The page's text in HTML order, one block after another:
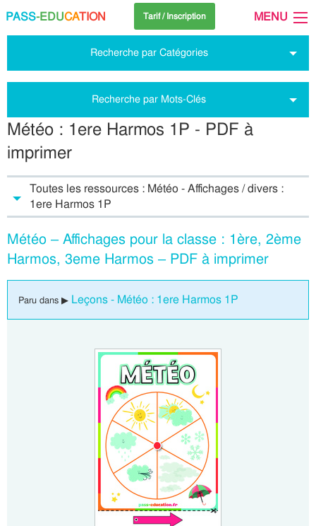
PASS-EDUCATION Tarif / Inscription MENU
Recherche par Catégories
Recherche par Mots-Clés
Météo : 1ere Harmos 1P - PDF à
imprimer
Toutes les ressources : Météo - Affichages / divers :
1ere Harmos 1P
Météo – Affichages pour la classe : 1ère, 2ème
Harmos, 3eme Harmos – PDF à imprimer
Paru dans ▶ Leçons - Météo : 1ere Harmos 1P